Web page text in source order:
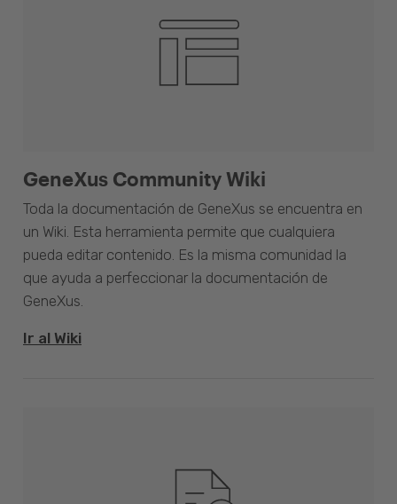
GeneXus Community Wiki
Toda la documentación de GeneXus se encuentra en
un Wiki. Esta herramienta permite que cualquiera
pueda editar contenido. Es la misma comunidad la
que ayuda a perfeccionar la documentación de
GeneXus.
Ir al Wiki